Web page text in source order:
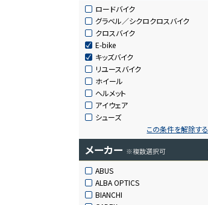
ロードバイク
グラベル／シクロクロスバイク
クロスバイク
E-bike
キッズバイク
リユースバイク
ホイール
ヘルメット
アイウェア
シューズ
この条件を解除する
メーカー ※複数選択可
ABUS
ALBA OPTICS
BIANCHI